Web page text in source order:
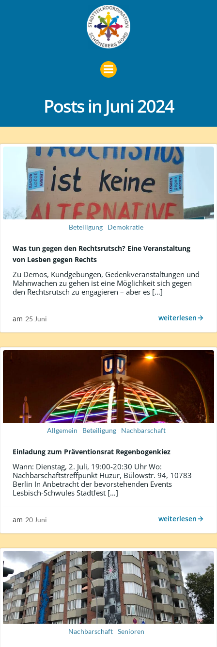
Zum
Inhalt
springen
Posts in Juni 2024
Beteiligung Demokratie
Was tun gegen den Rechtsrutsch? Eine Veranstaltung
von Lesben gegen Rechts
Zu Demos, Kundgebungen, Gedenkveranstaltungen und
Mahnwachen zu gehen ist eine Möglichkeit sich gegen
den Rechtsrutsch zu engagieren – aber es […]
am 25 Juni weiterlesen
Allgemein Beteiligung Nachbarschaft
Einladung zum Präventionsrat Regenbogenkiez
Wann: Dienstag, 2. Juli, 19:00-20:30 Uhr Wo:
Nachbarschaftstreffpunkt Huzur, Bülowstr. 94, 10783
Berlin In Anbetracht der bevorstehenden Events
Lesbisch-Schwules Stadtfest […]
am 20 Juni weiterlesen
Nachbarschaft Senioren